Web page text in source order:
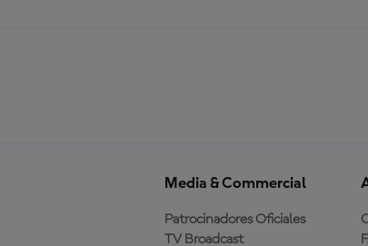
Media & Commercial
Patrocinadores Oficiales
TV Broadcast